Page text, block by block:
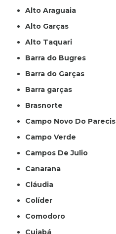
Alto Araguaia
Alto Garças
Alto Taquari
Barra do Bugres
Barra do Garças
Barra garças
Brasnorte
Campo Novo Do Parecis
Campo Verde
Campos De Julio
Canarana
Cláudia
Colíder
Comodoro
Cuiabá